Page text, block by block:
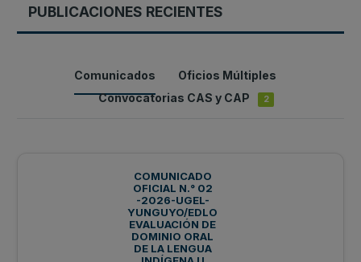
PUBLICACIONES RECIENTES
Comunicados
Oficios Múltiples
Convocatorias CAS y CAP
2
COMUNICADO
OFICIAL N.° 02
-2026-UGEL-
YUNGUYO/EDLO
EVALUACIÓN DE
DOMINIO ORAL
DE LA LENGUA